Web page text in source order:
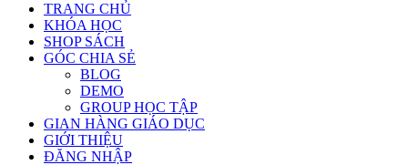
TRANG CHỦ
KHÓA HỌC
SHOP SÁCH
GÓC CHIA SẺ
BLOG
DEMO
GROUP HỌC TẬP
GIAN HÀNG GIÁO DỤC
GIỚI THIỆU
ĐĂNG NHẬP